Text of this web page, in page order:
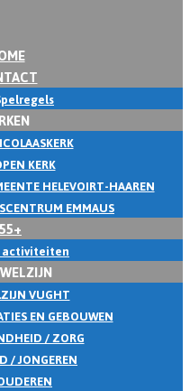
KERK
HELEVOIRT-HAAREN
EMMAUS
activiteiten
VUGHT
EN GEBOUWEN
/ ZORG
/ JONGEREN